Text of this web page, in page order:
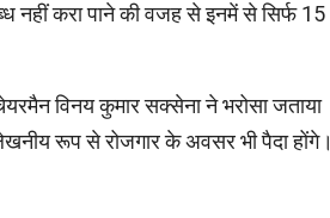
करा पाने की वजह से इनमें से सिर्फ 15
विनय कुमार सक्सेना ने भरोसा जताया
रूप से रोजगार के अवसर भी पैदा होंगे।